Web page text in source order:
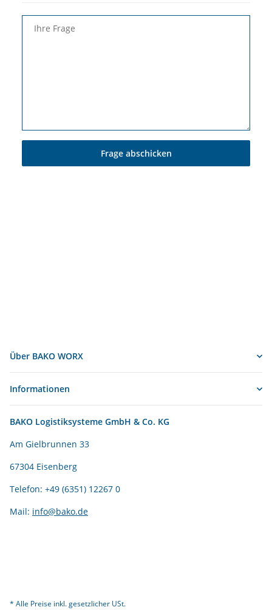
Ihre Frage
Frage abschicken
Über BAKO WORX
Informationen
BAKO Logistiksysteme GmbH & Co. KG
Am Gielbrunnen 33
67304 Eisenberg
Telefon: +49 (6351) 12267 0
Mail: info@bako.de
* Alle Preise inkl. gesetzlicher USt.